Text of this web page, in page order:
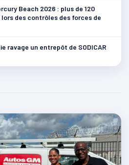
Beach 2026 : plus de 120
des contrôles des forces de
ravage un entrepôt de SODICAR